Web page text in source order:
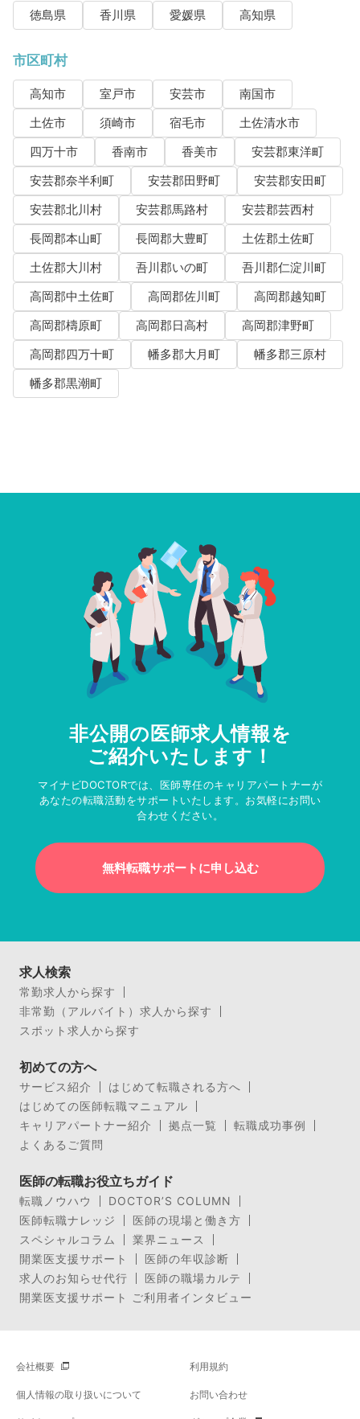
徳島県 香川県 愛媛県 高知県
市区町村
高知市 室戸市 安芸市
南国市
土佐市
須崎市 宿毛市
土佐清水市
四万十市
香南市 香美市
安芸郡東洋町
安芸郡奈半利町
安芸郡田野町
安芸郡安田町
安芸郡北川村
安芸郡馬路村
安芸郡芸西村
長岡郡本山町
長岡郡大豊町
土佐郡土佐町
土佐郡大川村
吾川郡いの町
吾川郡仁淀川町
高岡郡中土佐町
高岡郡佐川町
高岡郡越知町
高岡郡檮原町
高岡郡日高村
高岡郡津野町
高岡郡四万十町
幡多郡大月町
幡多郡三原村
幡多郡黒潮町
非公開の医師求人情報を
ご紹介いたします！
マイナビDOCTORでは、医師専任のキャリアパートナーが
あなたの転職活動をサポートいたします。お気軽にお問い
合わせください。
無料転職サポートに申し込む
求人検索
常勤求人から探す
非常勤（アルバイト）求人から探す
スポット求人から探す
初めての方へ
サービス紹介
はじめて転職される方へ
はじめての医師転職マニュアル
キャリアパートナー紹介
拠点一覧
転職成功事例
よくあるご質問
医師の転職お役立ちガイド
転職ノウハウ
DOCTOR’S COLUMN
医師転職ナレッジ
医師の現場と働き方
スペシャルコラム
業界ニュース
開業医支援サポート
医師の年収診断
求人のお知らせ代行
医師の職場カルテ
開業医支援サポート ご利用者インタビュー
会社概要 利用規約
個人情報の取り扱いについて お問い合わせ